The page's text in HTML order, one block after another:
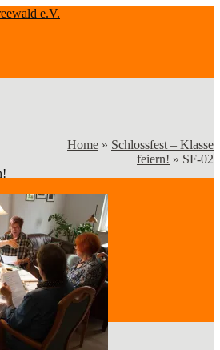
Home » Schlossfest – Klasse
feiern! » SF-02